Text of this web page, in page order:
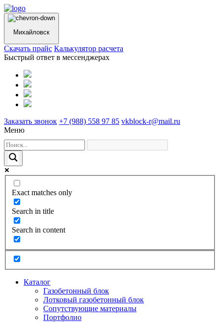
Михайловск
Cкачать прайс Калькулятор расчета
Быстрый ответ в мессенджерах
Заказать звонок +7 (988) 558 97 85 vkblock-r@mail.ru
Меню
Exact matches only
Search in title
Search in content
Каталог
Газобетонный блок
Лотковый газобетонный блок
Сопутствующие материалы
Портфолио